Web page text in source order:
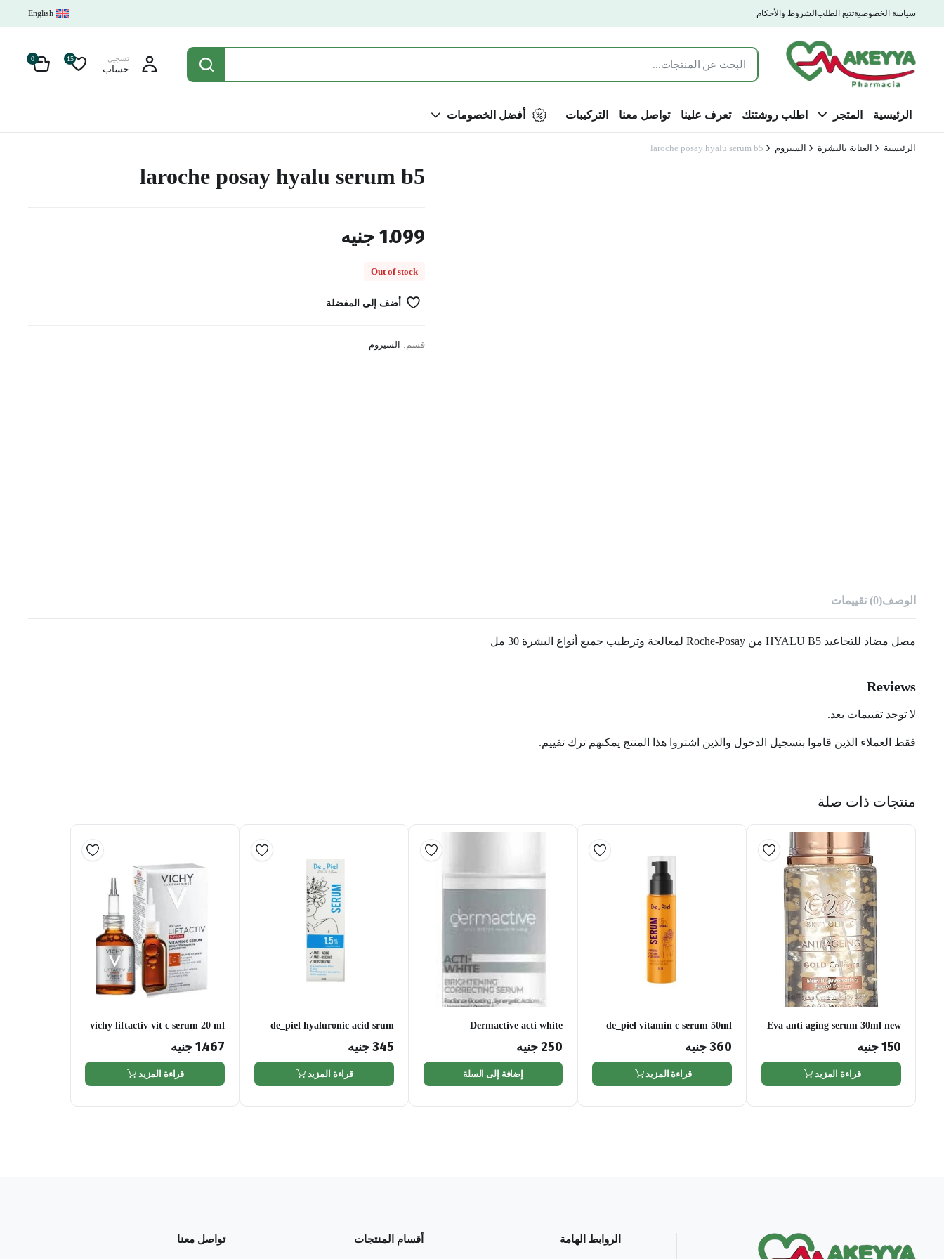
سياسة الخصوصيةتتبع الطلب الشروط والأحكام English
تسجيل
حساب
15
0
الرئيسية المتجر اطلب روشتتك تعرف علينا تواصل معنا التركيبات أفضل الخصومات
الرئيسية العناية بالبشرة السيروم laroche posay hyalu serum b5
laroche posay hyalu serum b5
1.099 جنيه
Out of stock
أضف إلى المفضلة
قسم: السيروم
الوصف(0) تقييمات
مصل مضاد للتجاعيد HYALU B5 من Roche-Posay لمعالجة وترطيب جميع أنواع البشرة 30 مل
Reviews
لا توجد تقييمات بعد.
فقط العملاء الذين قاموا بتسجيل الدخول والذين اشتروا هذا المنتج يمكنهم ترك تقييم.
منتجات ذات صلة
Eva anti aging serum 30ml new
150جنيه
قراءة المزيد
de_piel vitamin c serum 50ml
360جنيه
قراءة المزيد
Dermactive acti white
250 جنيه
إضافة إلى السلة
de_piel hyaluronic acid srum
345جنيه
قراءة المزيد
vichy liftactiv vit c serum 20 ml
1.467جنيه
قراءة المزيد
الروابط الهامة أقسام المنتجات تواصل معنا